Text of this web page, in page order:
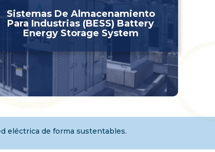
Sistemas De Almacenamiento
Para Industrias (BESS) Battery
Energy Storage System
eléctrica de forma sustentables.